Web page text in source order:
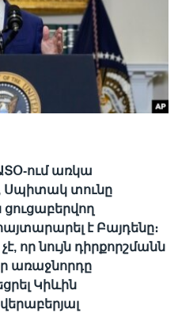
ում առկա
Սպիտակ տունը
է Բայդենը։
որ նույն դիրքորշմանն
առաջնորդը
Կիևին